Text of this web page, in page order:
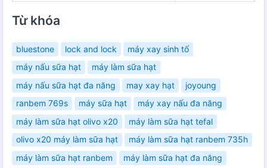
Từ khóa
bluestone lock and lock
máy xay sinh tố
máy nấu sữa hạt
máy làm sữa hạt
máy nấu sữa hạt đa năng
may xay hạt
joyoung
ranbem 769s
máy sữa hạt
máy xay nấu đa năng
máy làm sữa hạt olivo x20
máy làm sữa hạt tefal
olivo x20 máy làm sữa hạt
máy làm sữa hạt ranbem 735h
máy làm sữa hạt ranbem
máy làm sữa hạt đa năng